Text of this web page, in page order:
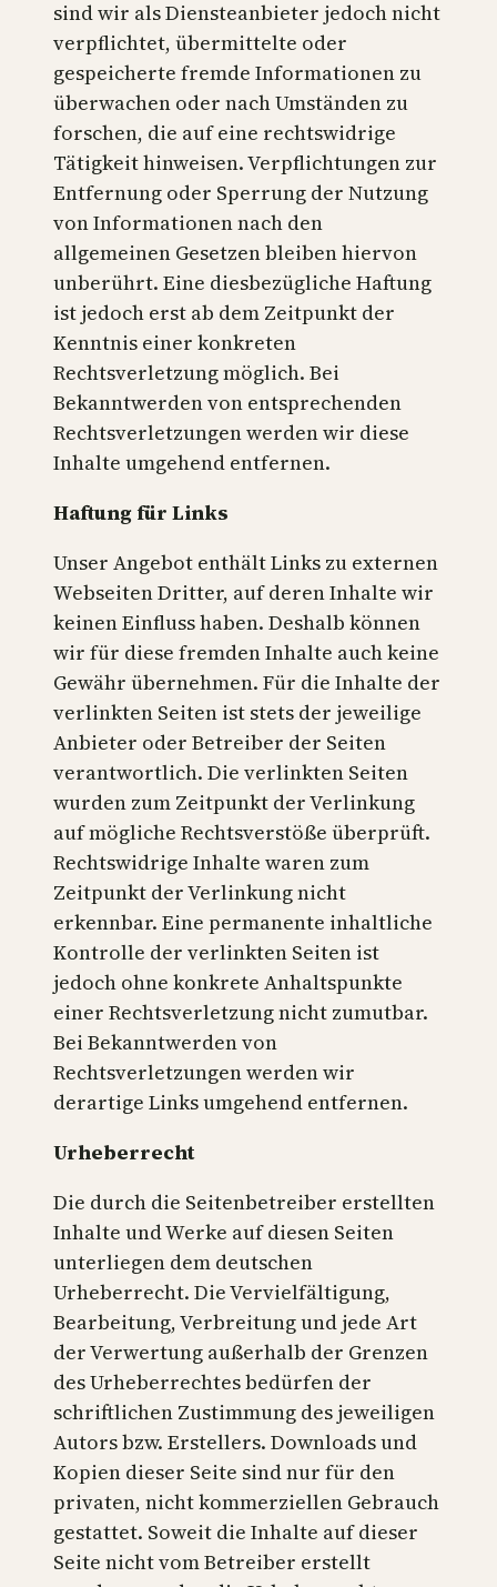
sind wir als Diensteanbieter jedoch nicht
verpflichtet, übermittelte oder
gespeicherte fremde Informationen zu
überwachen oder nach Umständen zu
forschen, die auf eine rechtswidrige
Tätigkeit hinweisen. Verpflichtungen zur
Entfernung oder Sperrung der Nutzung
von Informationen nach den
allgemeinen Gesetzen bleiben hiervon
unberührt. Eine diesbezügliche Haftung
ist jedoch erst ab dem Zeitpunkt der
Kenntnis einer konkreten
Rechtsverletzung möglich. Bei
Bekanntwerden von entsprechenden
Rechtsverletzungen werden wir diese
Inhalte umgehend entfernen.
Haftung für Links
Unser Angebot enthält Links zu externen
Webseiten Dritter, auf deren Inhalte wir
keinen Einfluss haben. Deshalb können
wir für diese fremden Inhalte auch keine
Gewähr übernehmen. Für die Inhalte der
verlinkten Seiten ist stets der jeweilige
Anbieter oder Betreiber der Seiten
verantwortlich. Die verlinkten Seiten
wurden zum Zeitpunkt der Verlinkung
auf mögliche Rechtsverstöße überprüft.
Rechtswidrige Inhalte waren zum
Zeitpunkt der Verlinkung nicht
erkennbar. Eine permanente inhaltliche
Kontrolle der verlinkten Seiten ist
jedoch ohne konkrete Anhaltspunkte
einer Rechtsverletzung nicht zumutbar.
Bei Bekanntwerden von
Rechtsverletzungen werden wir
derartige Links umgehend entfernen.
Urheberrecht
Die durch die Seitenbetreiber erstellten
Inhalte und Werke auf diesen Seiten
unterliegen dem deutschen
Urheberrecht. Die Vervielfältigung,
Bearbeitung, Verbreitung und jede Art
der Verwertung außerhalb der Grenzen
des Urheberrechtes bedürfen der
schriftlichen Zustimmung des jeweiligen
Autors bzw. Erstellers. Downloads und
Kopien dieser Seite sind nur für den
privaten, nicht kommerziellen Gebrauch
gestattet. Soweit die Inhalte auf dieser
Seite nicht vom Betreiber erstellt